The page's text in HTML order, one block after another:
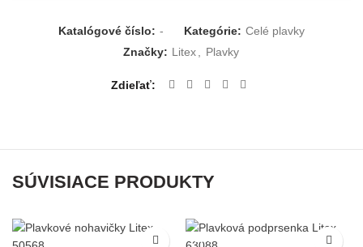
Katalógové číslo: - Kategórie: Celé plavky
Značky: Litex Plavky
Zdieľať
SÚVISIACE PRODUKTY